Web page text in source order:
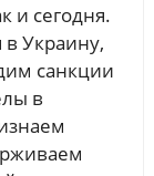
и сегодня.
в Украину,
санкции
в